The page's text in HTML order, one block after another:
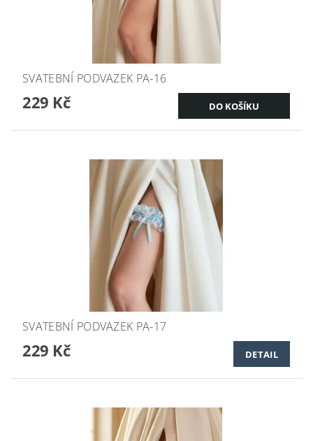
SVATEBNÍ PODVAZEK PA-16
229 Kč
SVATEBNÍ PODVAZEK PA-17
229 Kč DETAIL